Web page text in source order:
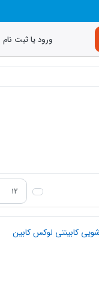
ورود یا ثبت نام